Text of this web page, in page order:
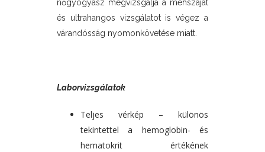
nőgyógyász megvizsgálja a méhszájat
és ultrahangos vizsgálatot is végez a
várandósság nyomonkövetése miatt.
Laborvizsgálatok
Teljes vérkép – különös
tekintettel a hemoglobin- és
hematokrit értékének